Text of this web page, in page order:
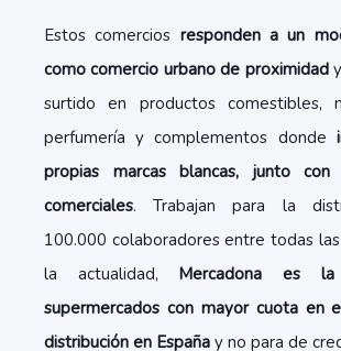
Estos comercios responden a un
como comercio urbano de proximidady
surtido en productos comestibles,
perfumería y complementos donde
propias marcas blancas, junto con
comerciales. Trabajan para la
100.000 colaboradores entre todas las
la actualidad, Mercadona es
supermercados con mayor cuota en
distribución en España y no para de